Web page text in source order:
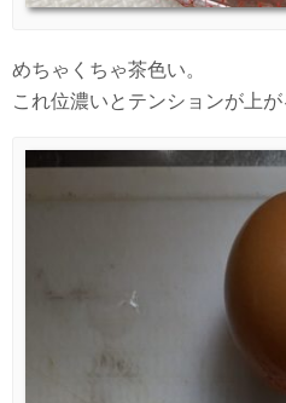
めちゃくちゃ茶色い。
これ位濃いとテンションが上が